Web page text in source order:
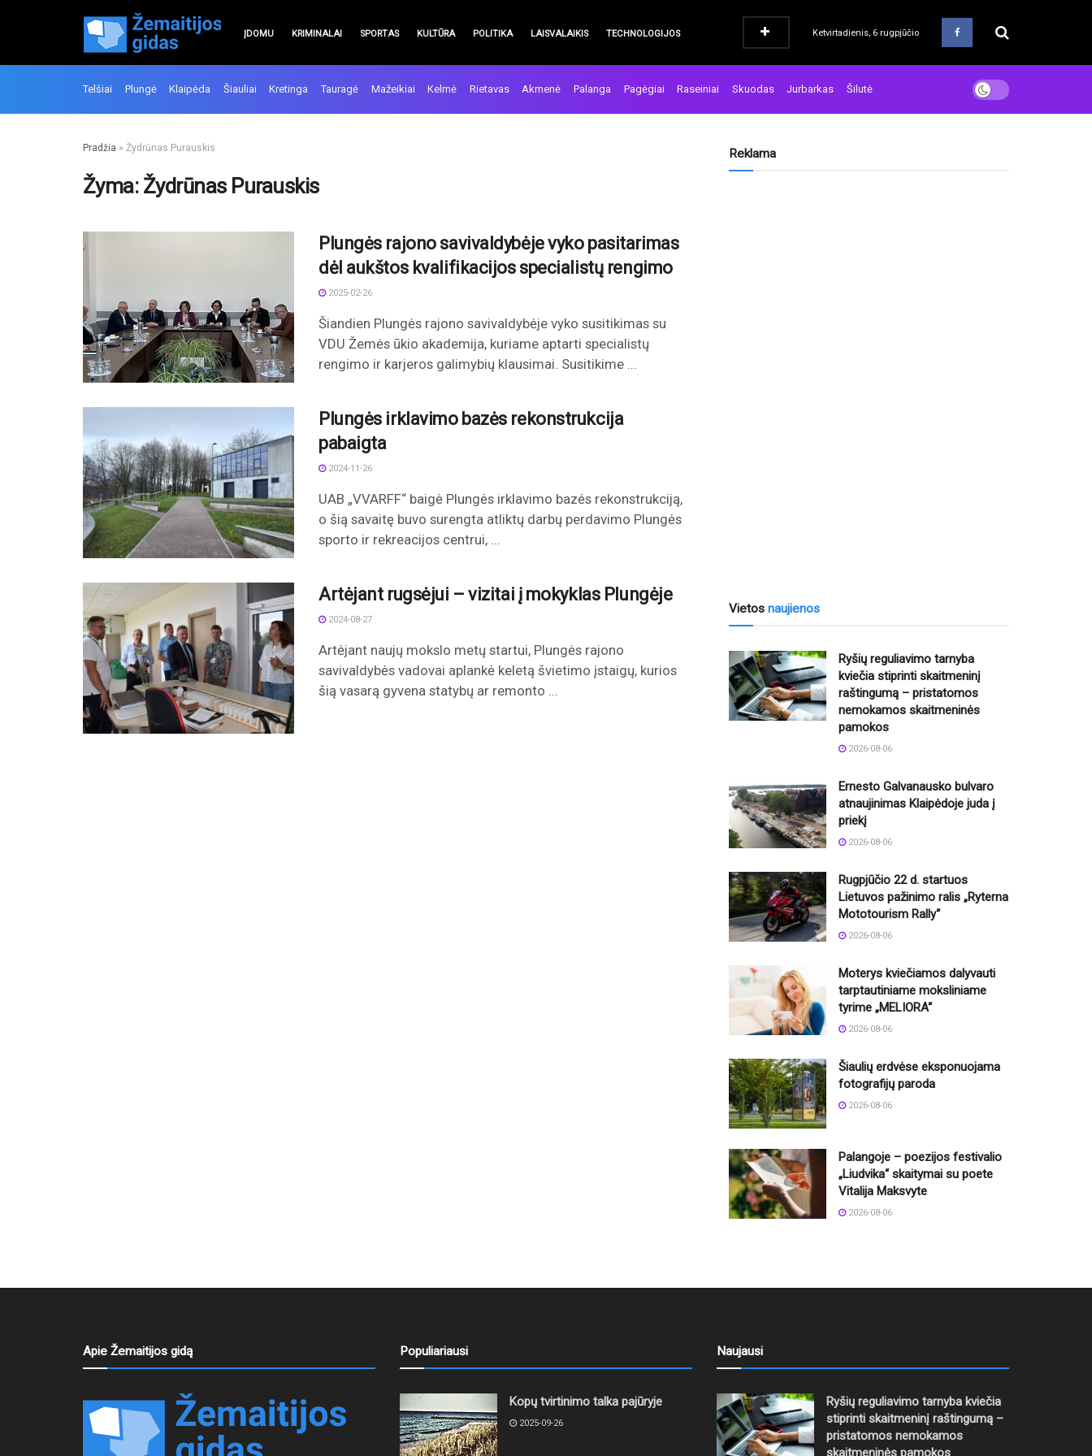
ĮDOMU KRIMINALAI SPORTAS KULTŪRA POLITIKA LAISVALAIKIS TECHNOLOGIJOS Ketvirtadienis, 6 rugpjūčio
Telšiai Plungė Klaipėda Šiauliai Kretinga Tauragė Mažeikiai Kelmė Rietavas Akmenė Palanga Pagėgiai Raseiniai Skuodas Jurbarkas Šilutė
Pradžia » Žydrūnas Purauskis
Žyma: Žydrūnas Purauskis
Plungės rajono savivaldybėje vyko pasitarimas
dėl aukštos kvalifikacijos specialistų rengimo
2025-02-26
Šiandien Plungės rajono savivaldybėje vyko susitikimas su
VDU Žemės ūkio akademija, kuriame aptarti specialistų
rengimo ir karjeros galimybių klausimai. Susitikime ...
Plungės irklavimo bazės rekonstrukcija
pabaigta
2024-11-26
UAB „VVARFF“ baigė Plungės irklavimo bazės rekonstrukciją,
o šią savaitę buvo surengta atliktų darbų perdavimo Plungės
sporto ir rekreacijos centrui, ...
Artėjant rugsėjui – vizitai į mokyklas Plungėje
2024-08-27
Artėjant naujų mokslo metų startui, Plungės rajono
savivaldybės vadovai aplankė keletą švietimo įstaigų, kurios
šią vasarą gyvena statybų ar remonto ...
Reklama
Vietos naujienos
Ryšių reguliavimo tarnyba
kviečia stiprinti skaitmeninį
raštingumą – pristatomos
nemokamos skaitmeninės
pamokos
2026-08-06
Ernesto Galvanausko bulvaro
atnaujinimas Klaipėdoje juda į
priekį
2026-08-06
Rugpjūčio 22 d. startuos
Lietuvos pažinimo ralis „Ryterna
Mototourism Rally“
2026-08-06
Moterys kviečiamos dalyvauti
tarptautiniame moksliniame
tyrime „MELIORA“
2026-08-06
Šiaulių erdvėse eksponuojama
fotografijų paroda
2026-08-06
Palangoje – poezijos festivalio
„Liudvika“ skaitymai su poete
Vitalija Maksvyte
2026-08-06
Apie Žemaitijos gidą Populiariausi
Kopų tvirtinimo talka pajūryje
2025-09-26
Naujausi
Ryšių reguliavimo tarnyba kviečia
stiprinti skaitmeninį raštingumą –
pristatomos nemokamos
skaitmeninės pamokos